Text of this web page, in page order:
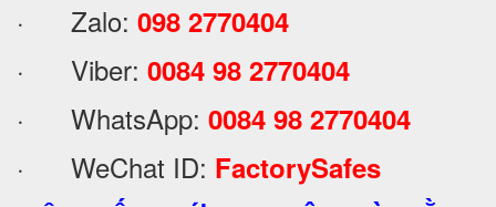
· Zalo: 098 2770404
· Viber: 0084 98 2770404
· WhatsApp: 0084 98 2770404
· WeChat ID: FactorySafes